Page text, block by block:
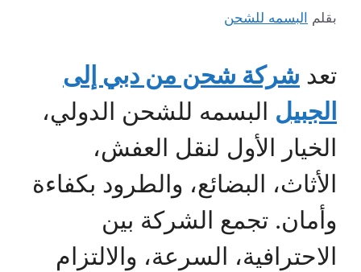
بقلم البسمه للشحن
تعد شركة شحن من دبي إلى
الجبيل البسمه للشحن الدولي،
الخيار الأول لنقل العفش،
الأثاث، البضائع، والطرود بكفاءة
وأمان. تجمع الشركة بين
الاحترافية، السرعة، والالتزام